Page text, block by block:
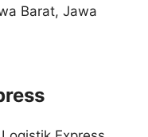
Barat, Jawa